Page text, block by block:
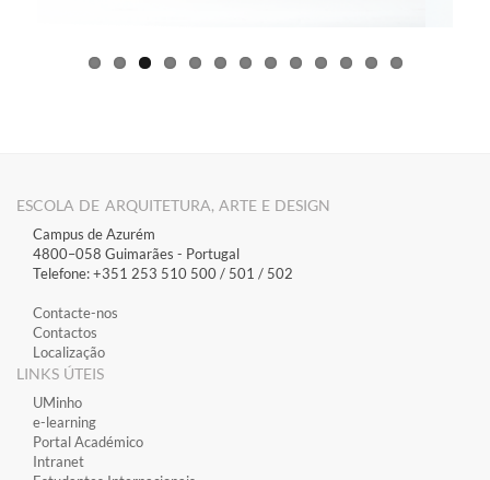
ESCOLA DE ARQUITETURA, ARTE E DESIGN
Campus de Azurém
4800–058 Guimarães​ - Portugal
Telefone: +351 253 510 500 / 501 / 502
Contacte-nos
Contactos
Localização
LINKS ÚTEIS
​UMinho
​e-learning
​Portal Académico
​Intranet